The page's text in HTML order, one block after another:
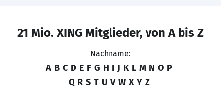
21 Mio. XING Mitglieder, von A bis Z
Nachname:
A B C D E F G H I J K L M N O P
Q R S T U V W X Y Z